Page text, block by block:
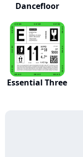
Dancefloor
Essential Three